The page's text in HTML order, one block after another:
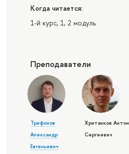
Когда читается:
1-й курс, 1, 2 модуль
Преподаватели
Трифонов
Александр
Евгеньевич
Хританков Антон
Сергеевич